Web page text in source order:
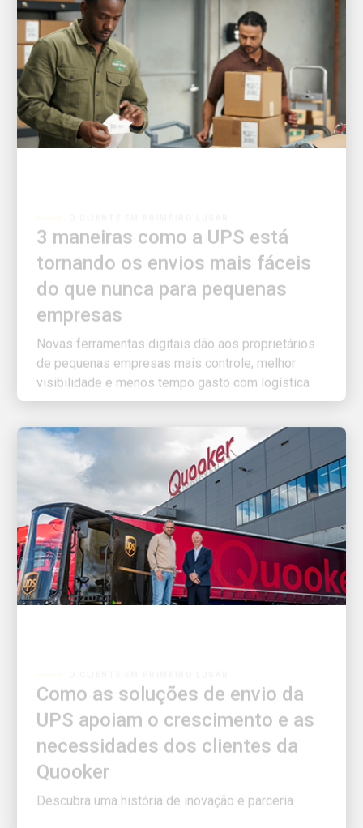
tornando os envios mais fáceis
do que nunca para pequenas
empresas
Novas ferramentas digitais dão aos proprietários
de pequenas empresas mais controle, melhor
visibilidade e menos tempo gasto com logística
UPS apoiam o crescimento e as
necessidades dos clientes da
Quooker
Descubra uma história de inovação e parceria